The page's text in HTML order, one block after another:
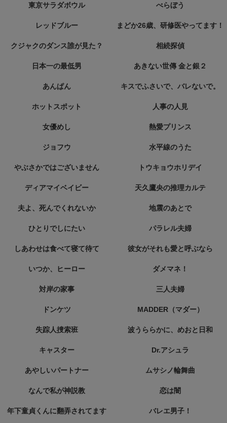
東京サラダボウル べらぼう
レッドブルー まどか26歳、研修医やってます！
クジャクのダンス誰が見た？ 相続探偵
日本一の最低男 あきない世傳 金と銀２
あんぱん キスでふさいで、バレないで。
ホットスポット 人事の人見
女優めし 熱愛プリンス
ジョフウ 水平線のうた
やぶさかではございません トウキョウホリデイ
ディアマイベイビー 天久鷹央の推理カルテ
夫よ、死んでくれないか 地震のあとで
ひとりでしにたい パラレル夫婦
しあわせは食べて寝て待て 彼女がそれも愛と呼ぶなら
いつか、ヒーロー ダメマネ！
対岸の家事 三人夫婦
ドンケツ MADDER（マダー）
失踪人捜索班 波うららかに、めおと日和
キャスター Dr.アシュラ
あやしいパートナー ムサシノ輪舞曲
なんで私が神説教 恋は闇
年下童貞くんに翻弄されてます バレエ男子！